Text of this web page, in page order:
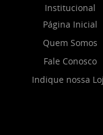
Institucional
Página Inicial
Quem Somos
Fale Conosco
Indique nossa